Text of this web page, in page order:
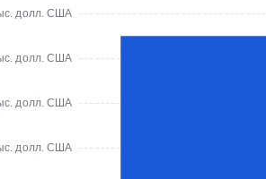
долл. США
долл. США
долл. США
долл. США